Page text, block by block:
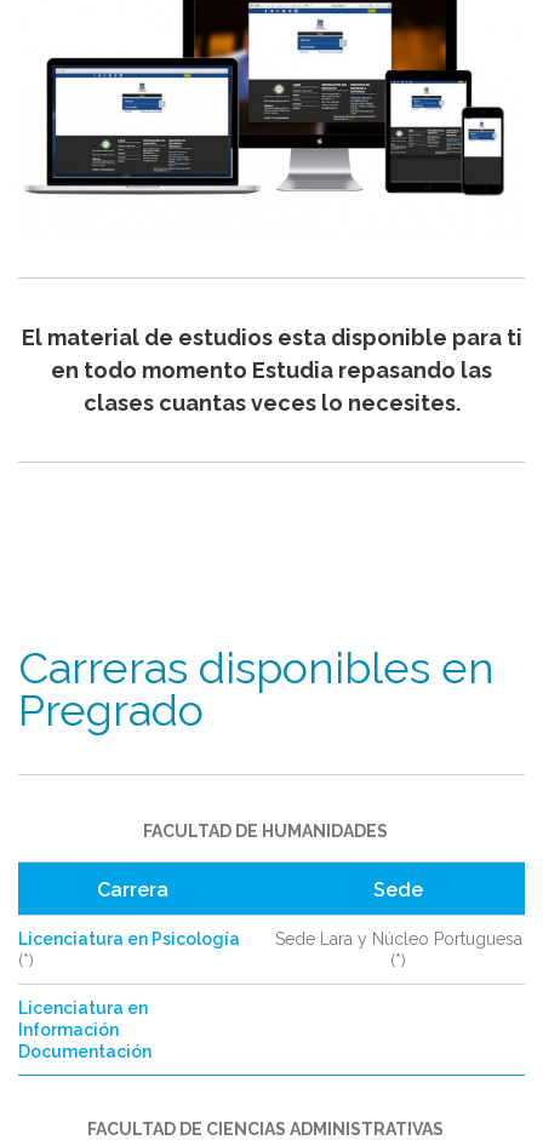
El material de estudios esta disponible para ti
en todo momento Estudia repasando las
clases cuantas veces lo necesites.
Carreras disponibles en
Pregrado
FACULTAD DE HUMANIDADES
Carrera Sede
Licenciatura en Psicología
(*)
Sede Lara y Núcleo Portuguesa
(*)
Licenciatura en
Información
Documentación
FACULTAD DE CIENCIAS ADMINISTRATIVAS